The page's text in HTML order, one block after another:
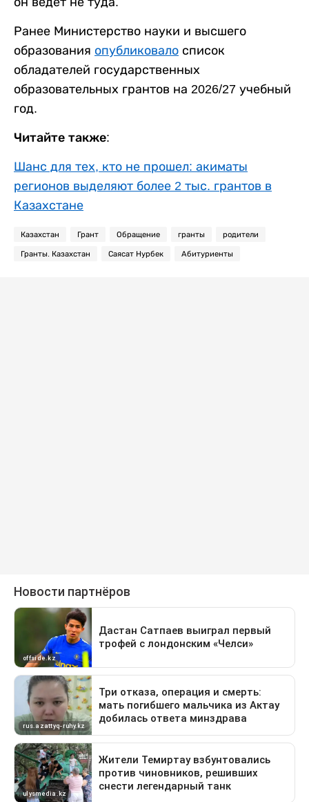
Ранее Министерство науки и высшего
образования опубликовало список
обладателей государственных
образовательных грантов на 2026/27 учебный
год.
Читайте также:
Шанс для тех, кто не прошел: акиматы
регионов выделяют более 2 тыс. грантов в
Казахстане
Казахстан Грант Обращение гранты родители
Гранты. Казахстан Саясат Нурбек Абитуриенты